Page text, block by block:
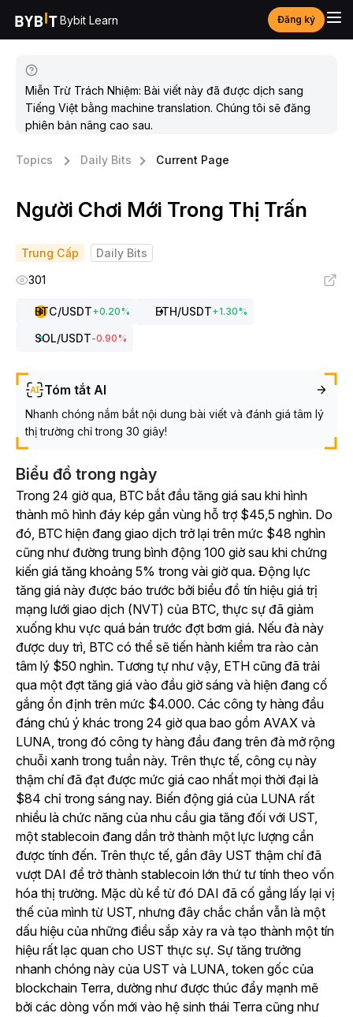
Bybit Learn Đăng ký
Miễn Trừ Trách Nhiệm: Bài viết này đã được dịch sang
Tiếng Việt bằng machine translation. Chúng tôi sẽ đăng
phiên bản nâng cao sau.
Topics Daily Bits Current Page
Người Chơi Mới Trong Thị Trấn
Trung Cấp
Daily Bits
301
BTC/USDT+0.20% ETH/USDT+1.30%
SOL/USDT-0.90%
Tóm tắt AI
Nhanh chóng nắm bắt nội dung bài viết và đánh giá tâm lý
thị trường chỉ trong 30 giây!
Biểu đồ trong ngày
Trong 24 giờ qua, BTC bắt đầu tăng giá sau khi hình
thành mô hình đáy kép gần vùng hỗ trợ $45,5 nghìn. Do
đó, BTC hiện đang giao dịch trở lại trên mức $48 nghìn
cũng như đường trung bình động 100 giờ sau khi chứng
kiến giá tăng khoảng 5% trong vài giờ qua. Động lực
tăng giá này được báo trước bởi biểu đồ tín hiệu giá trị
mạng lưới giao dịch (NVT) của BTC, thực sự đã giảm
xuống khu vực quá bán trước đợt bơm giá. Nếu đà này
được duy trì, BTC có thể sẽ tiến hành kiểm tra rào cản
tâm lý $50 nghìn. Tương tự như vậy, ETH cũng đã trải
qua một đợt tăng giá vào đầu giờ sáng và hiện đang cố
gắng ổn định trên mức $4.000. Các công ty hàng đầu
đáng chú ý khác trong 24 giờ qua bao gồm AVAX và
LUNA, trong đó công ty hàng đầu đang trên đà mở rộng
chuỗi xanh trong tuần này. Trên thực tế, công cụ này
thậm chí đã đạt được mức giá cao nhất mọi thời đại là
$84 chỉ trong sáng nay. Biến động giá của LUNA rất
nhiều là chức năng của nhu cầu gia tăng đối với UST,
một stablecoin đang dần trở thành một lực lượng cần
được tính đến. Trên thực tế, gần đây UST thậm chí đã
vượt DAI để trở thành stablecoin lớn thứ tư tính theo vốn
hóa thị trường. Mặc dù kể từ đó DAI đã cố gắng lấy lại vị
thế của mình từ UST, nhưng đây chắc chắn vẫn là một
dấu hiệu của những điều sắp xảy ra và tạo thành một tín
hiệu rất lạc quan cho UST thực sự. Sự tăng trưởng
nhanh chóng này của UST và LUNA, token gốc của
blockchain Terra, dường như được thúc đẩy mạnh mẽ
bởi các dòng vốn mới vào hệ sinh thái Terra cũng như